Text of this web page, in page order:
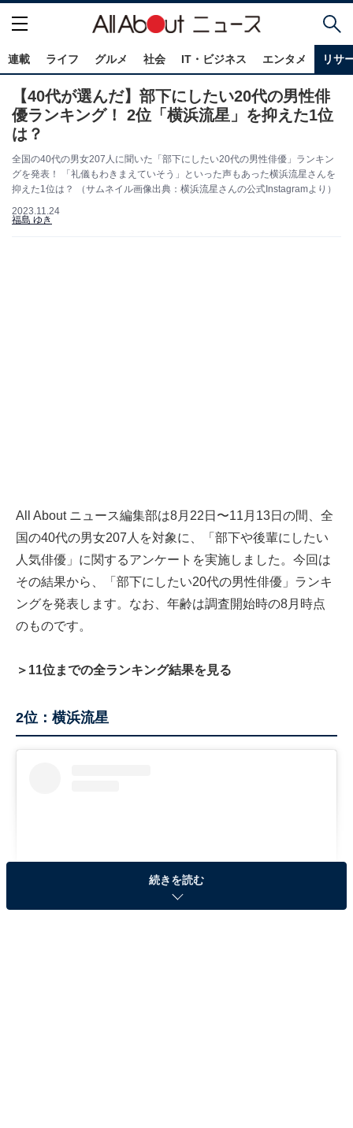
連載 ライフ グルメ 社会 IT・ビジネス エンタメ リサ
【40代が選んだ】部下にしたい20代の男性俳
優ランキング！ 2位「横浜流星」を抑えた1位
は？
全国の40代の男女207人に聞いた「部下にしたい20代の男性俳優」ランキン
グを発表！ 「礼儀もわきまえていそう」といった声もあった横浜流星さんを
抑えた1位は？ （サムネイル画像出典：横浜流星さんの公式Instagramより）
2023.11.24
福島 ゆき
All About ニュース編集部は8月22日〜11月13日の間、全
国の40代の男女207人を対象に、「部下や後輩にしたい
人気俳優」に関するアンケートを実施しました。今回は
その結果から、「部下にしたい20代の男性俳優」ランキ
ングを発表します。なお、年齢は調査開始時の8月時点
のものです。
＞11位までの全ランキング結果を見る
2位：横浜流星
続きを読む